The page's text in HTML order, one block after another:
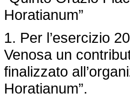
Horatianum”
1. Per l’esercizio
Venosa un
finalizzato
Horatianum”.